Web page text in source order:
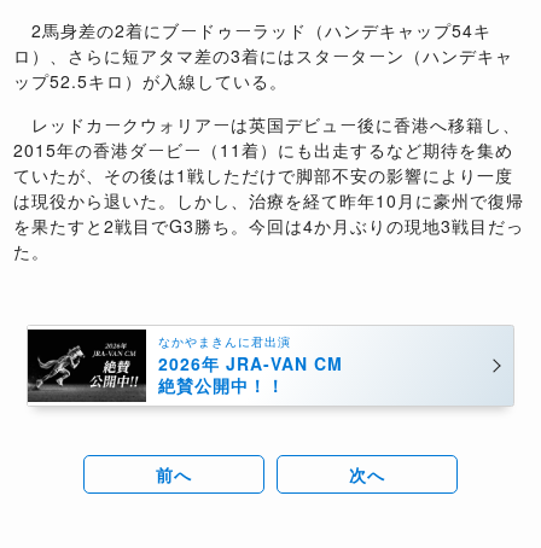
2馬身差の2着にブードゥーラッド（ハンデキャップ54キ
ロ）、さらに短アタマ差の3着にはスターターン（ハンデキャ
ップ52.5キロ）が入線している。
レッドカークウォリアーは英国デビュー後に香港へ移籍し、
2015年の香港ダービー（11着）にも出走するなど期待を集め
ていたが、その後は1戦しただけで脚部不安の影響により一度
は現役から退いた。しかし、治療を経て昨年10月に豪州で復帰
を果たすと2戦目でG3勝ち。今回は4か月ぶりの現地3戦目だっ
た。
なかやまきんに君出演
2026年 JRA-VAN CM
絶賛公開中！！
前へ 次へ